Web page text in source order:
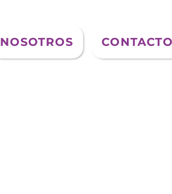
NOSOTROS CONTACTO